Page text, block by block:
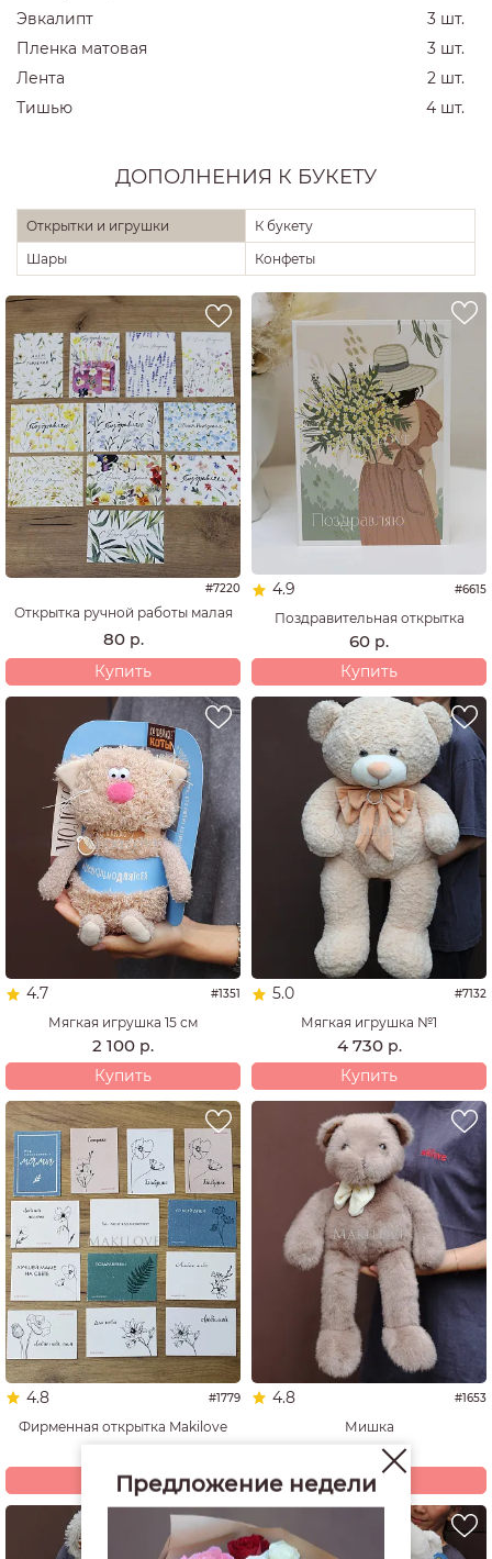
Эвкалипт
3 шт.
Пленка матовая
3 шт.
Лента
2 шт.
Тишью
4 шт.
ДОПОЛНЕНИЯ К БУКЕТУ
Открытки и игрушки
К букету
Шары
Конфеты
#7220
Открытка ручной работы малая
80 р.
Купить
4.9 #6615
Поздравительная открытка
60 р.
Купить
4.7 #1351
Мягкая игрушка 15 см
2 100 р.
Купить
5.0 #7132
Мягкая игрушка №1
4 730 р.
Купить
4.8 #1779
Фирменная открытка Makilove
Купить
4.8 #1653
Мишка
3 680р.
Купить
Предложение недели